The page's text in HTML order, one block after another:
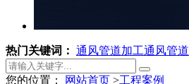
热门关键词： 通风管道加工通风管道
您的位置： 网站首页 >工程案例